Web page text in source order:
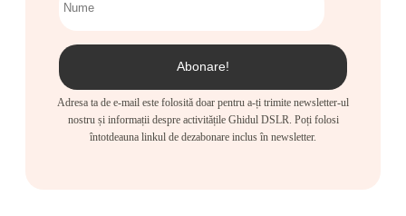
Adresa ta de e-mail este folosită doar pentru a-ți trimite newsletter-ul
nostru și informații despre activitățile Ghidul DSLR. Poți folosi
întotdeauna linkul de dezabonare inclus în newsletter.